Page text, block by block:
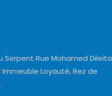
Serpent Rue Mohamed Dileita
Loyauté, Rez de